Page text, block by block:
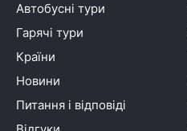
Автобусні тури
Гарячі тури
Країни
Новини
Питання і відповіді